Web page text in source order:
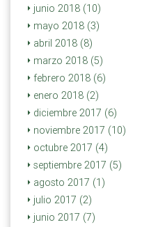
junio 2018 (10)
mayo 2018 (3)
abril 2018 (8)
marzo 2018 (5)
febrero 2018 (6)
enero 2018 (2)
diciembre 2017 (6)
noviembre 2017 (10)
octubre 2017 (4)
septiembre 2017 (5)
agosto 2017 (1)
julio 2017 (2)
junio 2017 (7)